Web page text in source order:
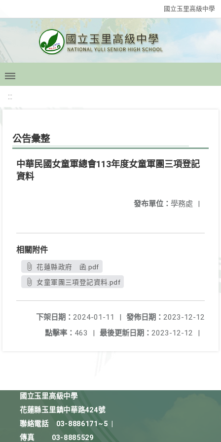
國立玉里高級中學
:::
公告彙整
中華民國女童軍總會113年度女童軍團三項登記
資料
發布單位： 學務處 |
相關附件
花蓮縣政府 函.pdf
女童軍團三項登記資料.pdf
發佈日期： 2023-12-12
下架日期： 2024-01-11
|
最後更新日期： 2023-12-12 |
點擊率： 463 |
國立玉里高級中學
花蓮縣玉里鎮中華路424號
聯絡電話
03-8886171~5
傳真
03-8885529